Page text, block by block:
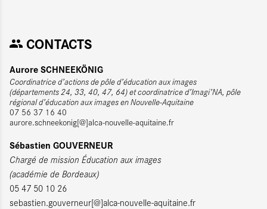
CONTACTS
Aurore SCHNEEKÖNIG
Coordinatrice d’actions de pôle d’éducation aux images
(départements 24, 33, 40, 47, 64) et coordinatrice d’Imagi’NA, pôle
régional d’éducation aux images en Nouvelle-Aquitaine
07 56 37 16 40
aurore.schneekonig[@]alca-nouvelle-aquitaine.fr
Sébastien GOUVERNEUR
Chargé de mission Éducation aux images
(académie de Bordeaux)
05 47 50 10 26
sebastien.gouverneur[@]alca-nouvelle-aquitaine.fr